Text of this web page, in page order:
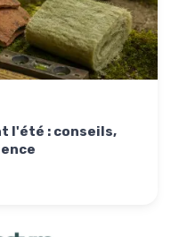
l'été : conseils,